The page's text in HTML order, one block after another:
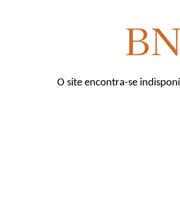
O site encontra-se